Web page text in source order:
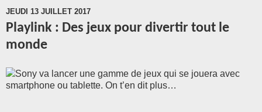
JEUDI 13 JUILLET 2017
Playlink : Des jeux pour divertir tout le
monde
Sony va lancer une gamme de jeux qui se jouera avec
smartphone ou tablette. On t’en dit plus…